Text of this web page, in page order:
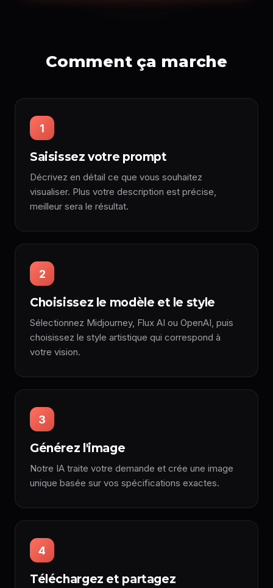
Comment ça marche
1
Saisissez votre prompt
Décrivez en détail ce que vous souhaitez
visualiser. Plus votre description est précise,
meilleur sera le résultat.
2
Choisissez le modèle et le style
Sélectionnez Midjourney, Flux AI ou OpenAI, puis
choisissez le style artistique qui correspond à
votre vision.
3
Générez l'image
Notre IA traite votre demande et crée une image
unique basée sur vos spécifications exactes.
4
Téléchargez et partagez